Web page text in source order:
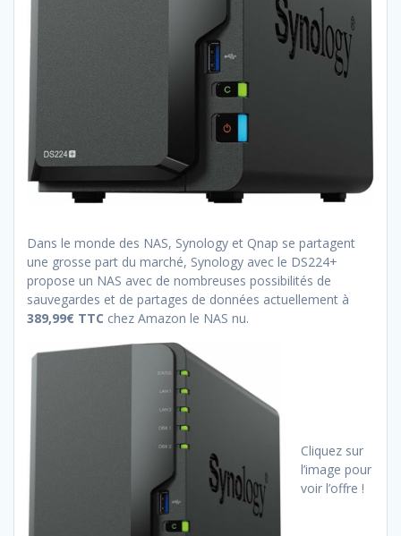
Dans le monde des NAS, Synology et Qnap se partagent
une grosse part du marché, Synology avec le DS224+
propose un NAS avec de nombreuses possibilités de
sauvegardes et de partages de données actuellement à
389,99€ TTC chez Amazon le NAS nu.
Cliquez sur
l’image pour
voir l’offre !